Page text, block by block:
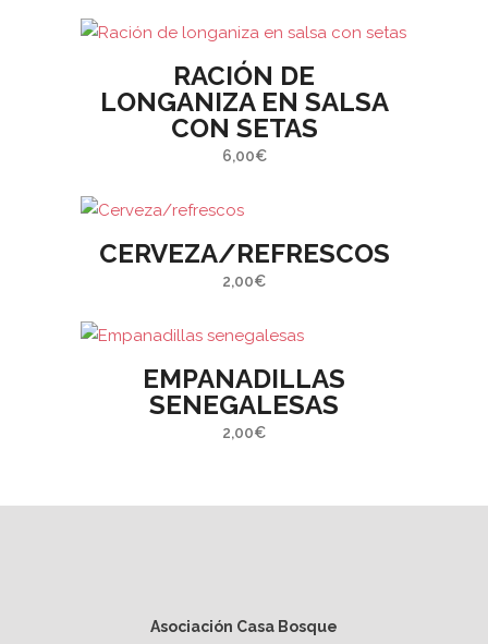
RACIÓN DE
LONGANIZA EN SALSA
CON SETAS
6,00€
CERVEZA/REFRESCOS
2,00€
producto
Las
EMPANADILLAS
SENEGALESAS
2,00€
Asociación Casa Bosque